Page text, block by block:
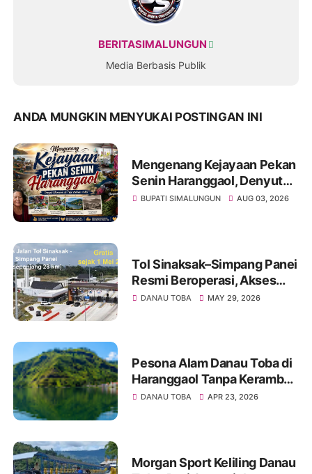
BERITASIMALUNGUN
Media Berbasis Publik
ANDA MUNGKIN MENYUKAI POSTINGAN INI
Mengenang Kejayaan Pekan
Senin Haranggaol, Denyut
Ekonomi di Tepi Danau Toba
BUPATI SIMALUNGUN AUG 03, 2026
Tol Sinaksak–Simpang Panei
Resmi Beroperasi, Akses
Menuju Danau Toba Kini
DANAU TOBA MAY 29, 2026
Pesona Alam Danau Toba di
Haranggaol Tanpa Keramba
Jaring Apung, Indah
DANAU TOBA APR 23, 2026
Morgan Sport Keliling Danau